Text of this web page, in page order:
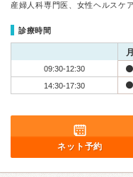
産婦人科専門医、女性ヘルスケ
診療時間
月
09:30-12:30
14:30-17:30
ネット予約